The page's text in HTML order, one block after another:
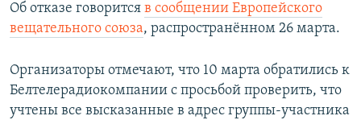
Об отказе говорится в сообщении Европейского
вещательного союза, распространённом 26 марта.
Организаторы отмечают, что 10 марта обратились к
Белтелерадиокомпании с просьбой проверить, что
учтены все высказанные в адрес группы-участника